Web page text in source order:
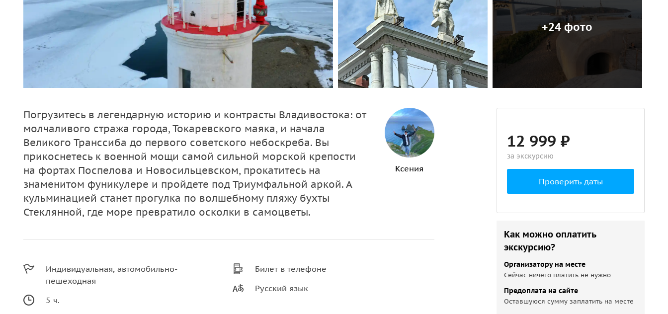
+24 фото
Погрузитесь в легендарную историю и контрасты Владивостока: от
молчаливого стража города, Токаревского маяка, и начала
Великого Транссиба до первого советского небоскреба. Вы
прикоснетесь к военной мощи самой сильной морской крепости
на фортах Поспелова и Новосильцевском, прокатитесь на
знаменитом фуникулере и пройдете под Триумфальной аркой. А
кульминацией станет прогулка по волшебному пляжу бухты
Стеклянной, где море превратило осколки в самоцветы.
Ксения
Индивидуальная, автомобильно-
пешеходная
5 ч.
Билет в телефоне
Русский язык
12 999 ₽
за экскурсию
Проверить даты
Как можно оплатить
экскурсию?
Организатору на месте
Сейчас ничего платить не нужно
Предоплата на сайте
Оставшуюся сумму заплатить на месте